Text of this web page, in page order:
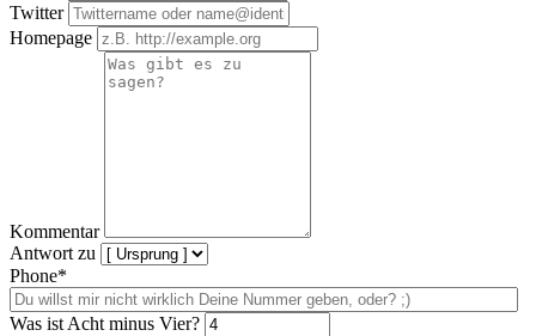
Twitter
Homepage
Kommentar
Antwort zu
Phone*
Was ist Acht minus Vier?